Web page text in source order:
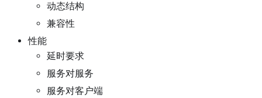
动态结构
兼容性
性能
延时要求
服务对服务
服务对客户端